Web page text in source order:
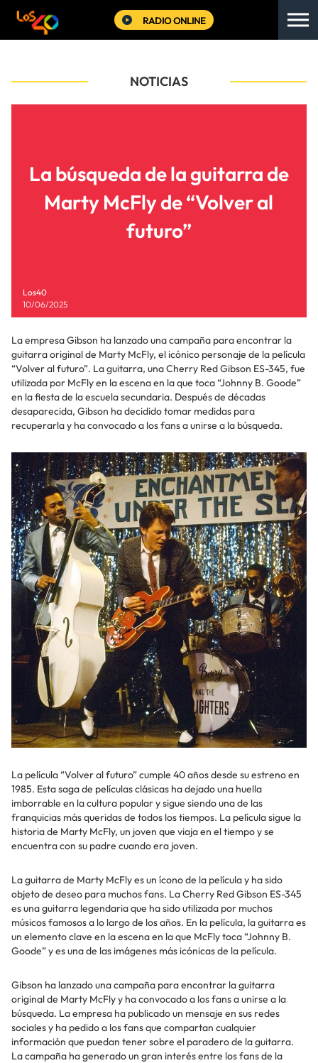
RADIO ONLINE
NOTICIAS
La búsqueda de la guitarra de
Marty McFly de “Volver al
futuro”
Los40
10/06/2025
La empresa Gibson ha lanzado una campaña para encontrar la
guitarra original de Marty McFly, el icónico personaje de la película
“Volver al futuro”. La guitarra, una Cherry Red Gibson ES-345, fue
utilizada por McFly en la escena en la que toca “Johnny B. Goode”
en la fiesta de la escuela secundaria. Después de décadas
desaparecida, Gibson ha decidido tomar medidas para
recuperarla y ha convocado a los fans a unirse a la búsqueda.
La película “Volver al futuro” cumple 40 años desde su estreno en
1985. Esta saga de películas clásicas ha dejado una huella
imborrable en la cultura popular y sigue siendo una de las
franquicias más queridas de todos los tiempos. La película sigue la
historia de Marty McFly, un joven que viaja en el tiempo y se
encuentra con su padre cuando era joven.
La guitarra de Marty McFly es un ícono de la película y ha sido
objeto de deseo para muchos fans. La Cherry Red Gibson ES-345
es una guitarra legendaria que ha sido utilizada por muchos
músicos famosos a lo largo de los años. En la película, la guitarra es
un elemento clave en la escena en la que McFly toca “Johnny B.
Goode” y es una de las imágenes más icónicas de la película.
Gibson ha lanzado una campaña para encontrar la guitarra
original de Marty McFly y ha convocado a los fans a unirse a la
búsqueda. La empresa ha publicado un mensaje en sus redes
sociales y ha pedido a los fans que compartan cualquier
información que puedan tener sobre el paradero de la guitarra.
La campaña ha generado un gran interés entre los fans de la